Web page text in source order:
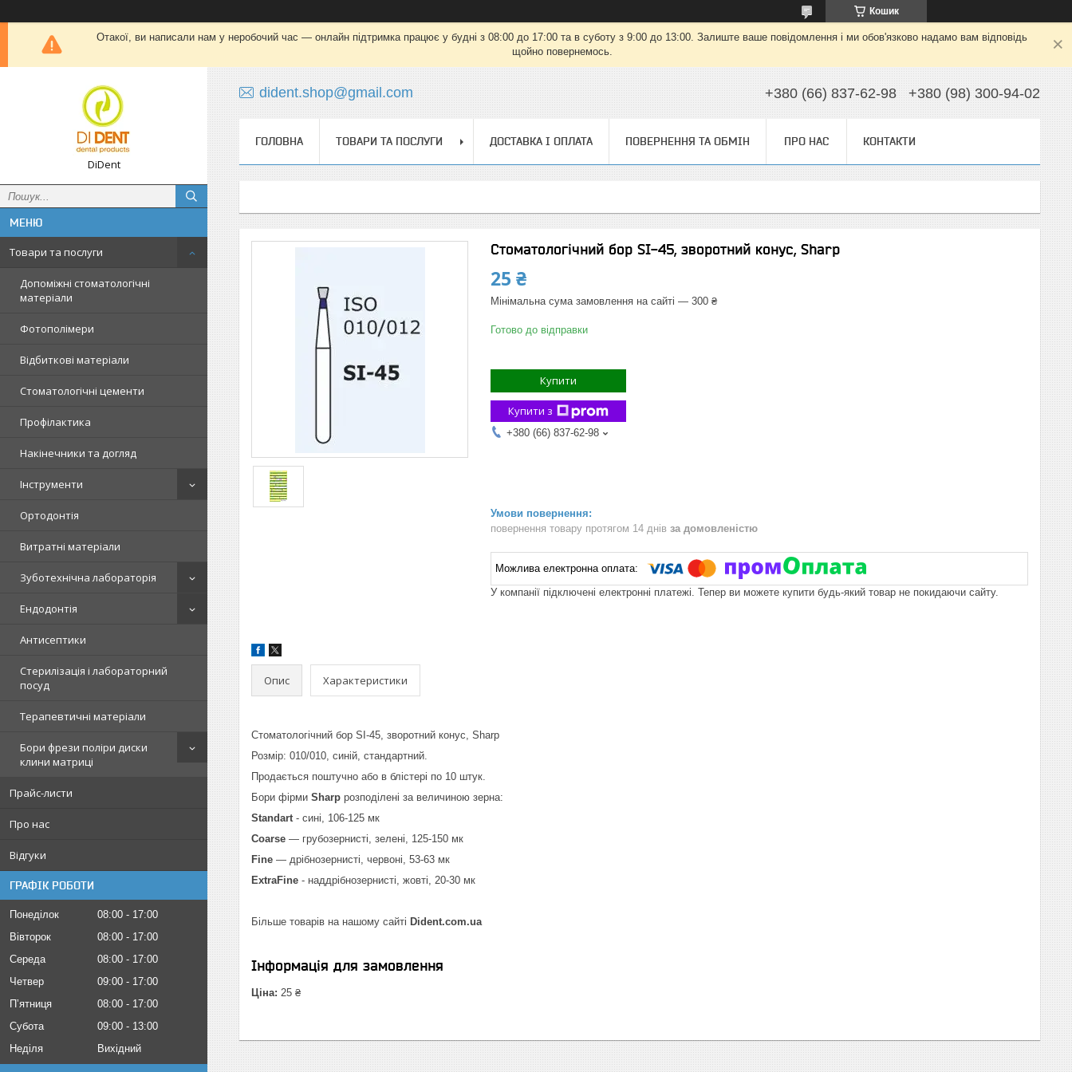
Кошик
Отакої, ви написали нам у неробочий час — онлайн підтримка працює у будні з 08:00 до 17:00 та в суботу з 9:00 до 13:00. Залиште ваше повідомлення і ми обов'язково надамо вам відповідь
щойно повернемось.
DiDent
Товари та послуги
Допоміжні стоматологічні
матеріали
Фотополімери
Відбиткові матеріали
Стоматологічні цементи
Профілактика
Накінечники та догляд
Інструменти
Ортодонтія
Витратні матеріали
Зуботехнічна лабораторія
Ендодонтія
Антисептики
Стерилізація і лабораторний
посуд
Терапевтичні матеріали
Бори фрези поліри диски
клини матриці
Прайс-листи
Про нас
Відгуки
ГРАФІК РОБОТИ
Понеділок 08:00
17:00
Вівторок
08:00
17:00
Середа
08:00
17:00
Четвер
09:00
17:00
Пʼятниця
08:00
17:00
Субота
09:00
13:00
Неділя
Вихідний
dident.shop@gmail.com +380 (66) 837-62-98 +380 (98) 300-94-02
ГОЛОВНА ТОВАРИ ТА ПОСЛУГИ ДОСТАВКА І ОПЛАТА ПОВЕРНЕННЯ ТА ОБМІН ПРО НАС КОНТАКТИ
Стоматологічний бор SI-45, зворотний конус, Sharp
25 ₴
Мінімальна сума замовлення на сайті — 300 ₴
Готово до відправки
Купити
Купити з
+380 (66) 837-62-98
повернення товару протягом 14 днів за домовленістю
У компанії підключені електронні платежі. Тепер ви можете купити будь-який товар не покидаючи сайту.
Опис Характеристики
Стоматологічний бор SI-45, зворотний конус, Sharp
Розмір: 010/010, синій, стандартний.
Продається поштучно або в блістері по 10 штук.
Бори фірми Sharp розподілені за величиною зерна:
Standart- сині, 106-125 мк
Coarse — грубозернисті, зелені, 125-150 мк
Fine — дрібнозернисті, червоні, 53-63 мк
ExtraFine - наддрібнозернисті, жовті, 20-30 мк
Більше товарів на нашому сайті Dident.com.ua
Інформація для замовлення
Ціна: 25 ₴